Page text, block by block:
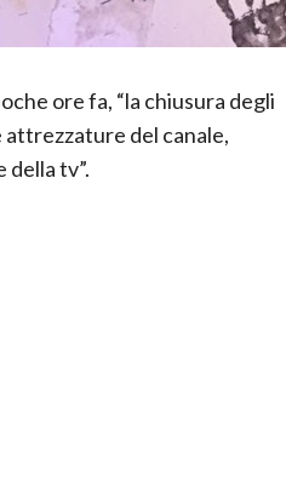
ore fa, “la chiusura degli
attrezzature del canale,
della tv”.